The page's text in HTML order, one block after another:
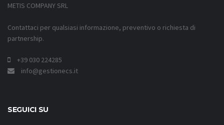
METIS COMPANY SRL
Contattaci per qualsiasi informazione, preventivo o richiesta di
partnership.
+39 030 224285
info@gestionecs.it
SEGUICI SU